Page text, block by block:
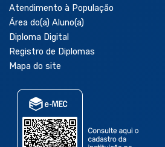
Atendimento à População
Área do(a) Aluno(a)
Diploma Digital
Registro de Diplomas
Mapa do site